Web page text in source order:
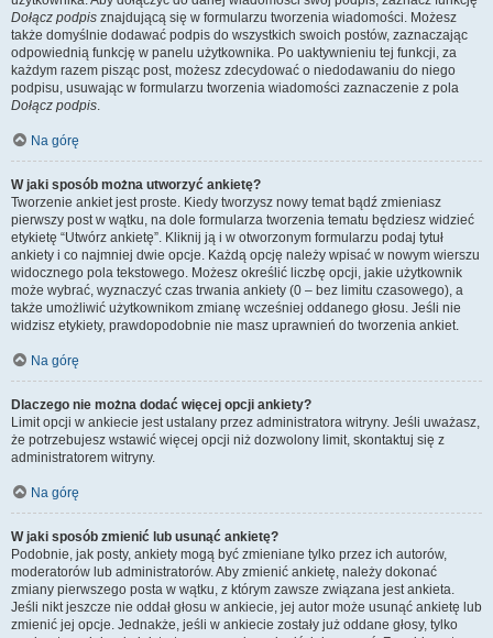
Dołącz podpis znajdującą się w formularzu tworzenia wiadomości. Możesz
także domyślnie dodawać podpis do wszystkich swoich postów, zaznaczając
odpowiednią funkcję w panelu użytkownika. Po uaktywnieniu tej funkcji, za
każdym razem pisząc post, możesz zdecydować o niedodawaniu do niego
podpisu, usuwając w formularzu tworzenia wiadomości zaznaczenie z pola
Dołącz podpis.
Na górę
W jaki sposób można utworzyć ankietę?
Tworzenie ankiet jest proste. Kiedy tworzysz nowy temat bądź zmieniasz
pierwszy post w wątku, na dole formularza tworzenia tematu będziesz widzieć
etykietę “Utwórz ankietę”. Kliknij ją i w otworzonym formularzu podaj tytuł
ankiety i co najmniej dwie opcje. Każdą opcję należy wpisać w nowym wierszu
widocznego pola tekstowego. Możesz określić liczbę opcji, jakie użytkownik
może wybrać, wyznaczyć czas trwania ankiety (0 – bez limitu czasowego), a
także umożliwić użytkownikom zmianę wcześniej oddanego głosu. Jeśli nie
widzisz etykiety, prawdopodobnie nie masz uprawnień do tworzenia ankiet.
Na górę
Dlaczego nie można dodać więcej opcji ankiety?
Limit opcji w ankiecie jest ustalany przez administratora witryny. Jeśli uważasz,
że potrzebujesz wstawić więcej opcji niż dozwolony limit, skontaktuj się z
administratorem witryny.
Na górę
W jaki sposób zmienić lub usunąć ankietę?
Podobnie, jak posty, ankiety mogą być zmieniane tylko przez ich autorów,
moderatorów lub administratorów. Aby zmienić ankietę, należy dokonać
zmiany pierwszego posta w wątku, z którym zawsze związana jest ankieta.
Jeśli nikt jeszcze nie oddał głosu w ankiecie, jej autor może usunąć ankietę lub
zmienić jej opcje. Jednakże, jeśli w ankiecie zostały już oddane głosy, tylko